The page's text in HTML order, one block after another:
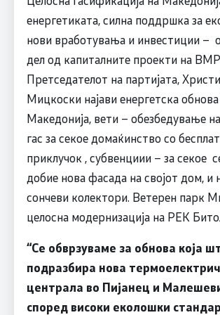
енергетиката, силна поддршка за
нови вработувања и инвестиции –
дел од капиталните проекти на
Претседателот на партијата,
Мицкоски најави енергетска
Македонија, вети – обезбедување
гас за секое домаќинство со
приклучок , субвенциии – за секое
добие нова фасада на својот дом, и
сончеви колектори. Ветерен парк
целосна модернизација на РЕК
“Се обврзуваме за обнова која
подразбира нова
централа во Пијанец и
според високи еколошки